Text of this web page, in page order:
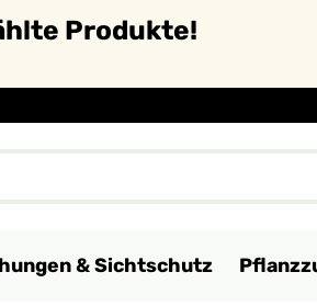
Produkte!
& Sichtschutz